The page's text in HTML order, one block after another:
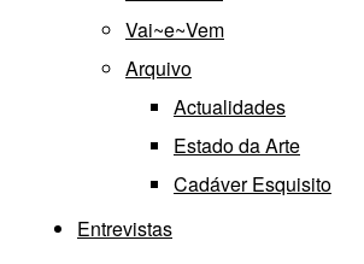
Vai~e~Vem
Arquivo
Actualidades
Estado da Arte
Cadáver Esquisito
Entrevistas